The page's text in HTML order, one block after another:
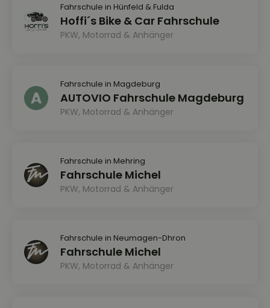
Fahrschule in Hünfeld & Fulda
Hoffi´s Bike & Car Fahrschule
PKW, Motorrad & Anhänger
Fahrschule in Magdeburg
AUTOVIO Fahrschule Magdeburg
PKW, Motorrad & Anhänger
Fahrschule in Mehring
Fahrschule Michel
PKW, Motorrad & Anhänger
Fahrschule in Neumagen-Dhron
Fahrschule Michel
PKW, Motorrad & Anhänger